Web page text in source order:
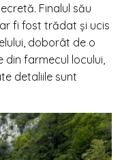
Finalul său
fi fost trădat și ucis
doborât de o
farmecul locului,
detaliile sunt